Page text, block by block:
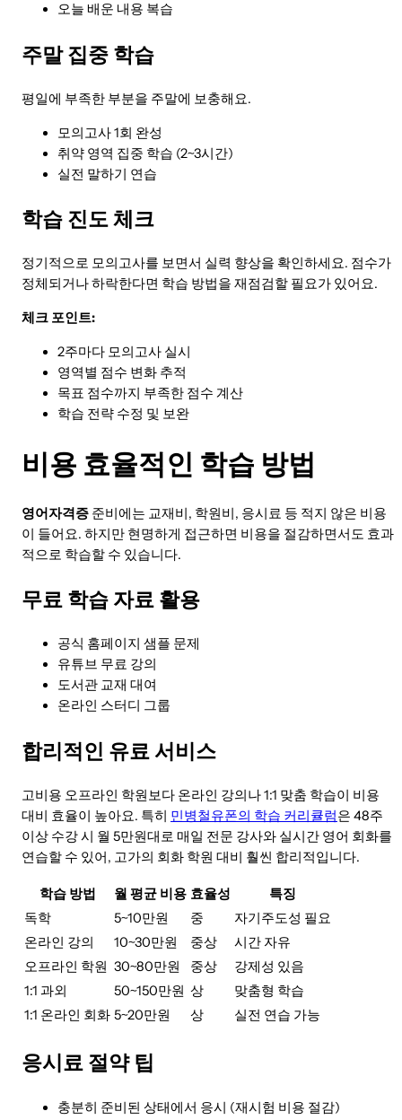
오늘 배운 내용 복습
주말 집중 학습
평일에 부족한 부분을 주말에 보충해요.
모의고사 1회 완성
취약 영역 집중 학습 (2~3시간)
실전 말하기 연습
학습 진도 체크
정기적으로 모의고사를 보면서 실력 향상을 확인하세요. 점수가
정체되거나 하락한다면 학습 방법을 재점검할 필요가 있어요.
체크 포인트:
2주마다 모의고사 실시
영역별 점수 변화 추적
목표 점수까지 부족한 점수 계산
학습 전략 수정 및 보완
비용 효율적인 학습 방법
영어자격증 준비에는 교재비, 학원비, 응시료 등 적지 않은 비용
이 들어요. 하지만 현명하게 접근하면 비용을 절감하면서도 효과
적으로 학습할 수 있습니다.
무료 학습 자료 활용
공식 홈페이지 샘플 문제
유튜브 무료 강의
도서관 교재 대여
온라인 스터디 그룹
합리적인 유료 서비스
고비용 오프라인 학원보다 온라인 강의나 1:1 맞춤 학습이 비용
대비 효율이 높아요. 특히 민병철유폰의 학습 커리큘럼은 48주
이상 수강 시 월 5만원대로 매일 전문 강사와 실시간 영어 회화를
연습할 수 있어, 고가의 회화 학원 대비 훨씬 합리적입니다.
학습 방법 월 평균 비용 효율성
특징
독학
5~10만원 중
자기주도성 필요
온라인 강의
10~30만원 중상
시간 자유
오프라인 학원 30~80만원 중상
강제성 있음
1:1 과외
50~150만원 상
맞춤형 학습
1:1 온라인 회화 5~20만원 상 실전 연습 가능
응시료 절약 팁
충분히 준비된 상태에서 응시 (재시험 비용 절감)